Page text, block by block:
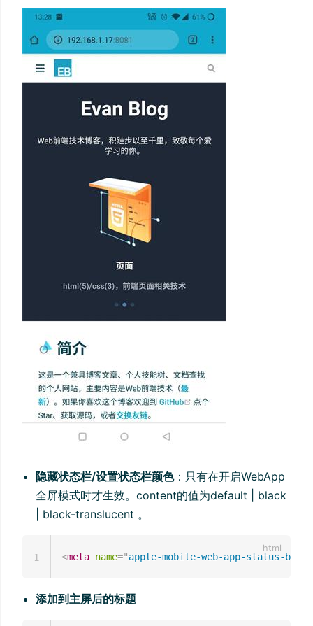
隐藏状态栏/设置状态栏颜色：只有在开启WebApp
全屏模式时才生效。content的值为default | black
| black-translucent 。
<meta name="apple-mobile-web-app-status-bar-
1
添加到主屏后的标题